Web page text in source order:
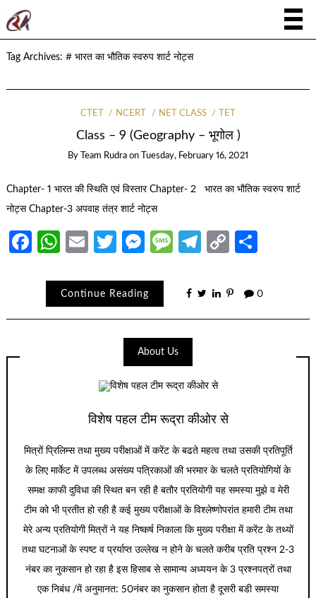
Tag Archives: # भारत का भौतिक स्वरुप शार्ट नोट्स
CTET NCERT NET CLASS TET
Class – 9 (Geography – भूगोल )
By Team Rudra on Tuesday, February 16, 2021
Chapter- 1 भारत की स्थिति एवं विस्तार Chapter- 2 भारत का भौतिक स्वरुप शार्ट
नोट्स Chapter-3 अपवाह तंत्र शार्ट नोट्स
Facebook
WhatsApp
EmailTwitter
Messenger
Message
Telegram
Copy
Continue Reading 0
About Us
विशेष पहल टीम रूद्रा कीओर से
मित्रों प्रिलिम्स तथा मुख्य परीक्षाओं में करेंट के बढते महत्व तथा उसकी प्रतिपूर्ति
के लिए मार्केट में उपलब्ध असंख्य पत्रिकाओं की भरमार के चलते प्रतियोगियों के
समक्ष काफी दुविधा की स्थित बन रही है बतौर प्रतियोगी यह समस्या मुझे व मेरी
टीम को भी प्रतीत हो रही है कई मुख्य परीक्षाओं के विश्लेष्णोपरांत हमारी टीम तथा
मेरे अन्य प्रतियोगी मित्रों ने यह निष्कर्ष निकाला कि मुख्य परीक्षा में करेंट के तथ्यों
तथा घटनाओं के स्पष्ट व प्रर्याप्त उल्लेख न होने के चलते करीब प्रति प्रश्न 2-3
नंबर का नुकसान हो रहा है इस हिसाब से सामान्य अध्ययन के 3 प्रश्नपत्रों तथा
एक निबंध /में अनुमानत: 50नंबर का नुकसान होता है दूसरी बडी समस्या